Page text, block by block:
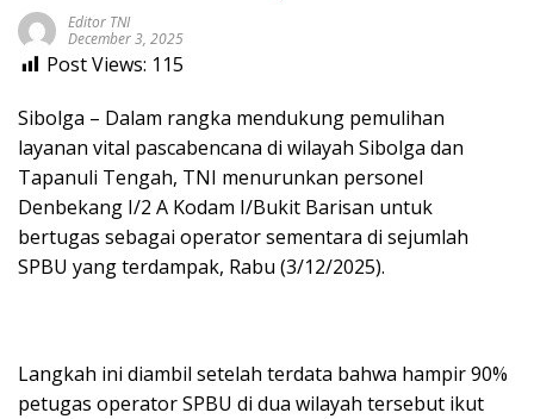
Editor TNI
December 3, 2025
Post Views: 115
Sibolga – Dalam rangka mendukung pemulihan
layanan vital pascabencana di wilayah Sibolga dan
Tapanuli Tengah, TNI menurunkan personel
Denbekang I/2 A Kodam I/Bukit Barisan untuk
bertugas sebagai operator sementara di sejumlah
SPBU yang terdampak, Rabu (3/12/2025).
Langkah ini diambil setelah terdata bahwa hampir 90%
petugas operator SPBU di dua wilayah tersebut ikut